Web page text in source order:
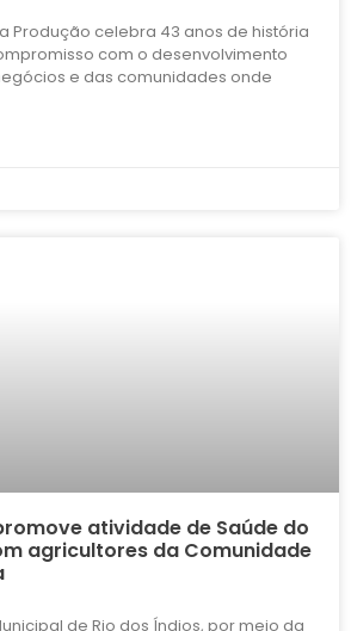
Produção celebra 43 anos de história
com o desenvolvimento
e das comunidades onde
atividade de Saúde do
agricultores da Comunidade
de Rio dos Índios, por meio da